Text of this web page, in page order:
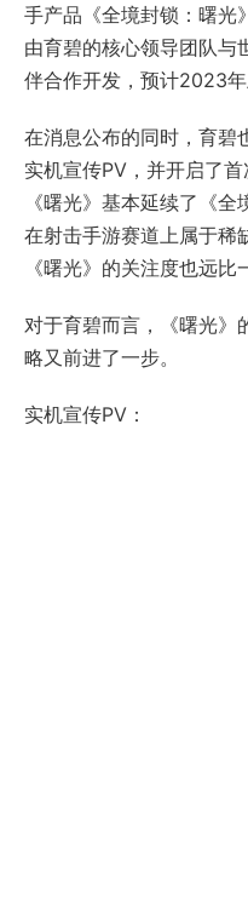
手产品《全境封锁：曙光
由育碧的核心领导团队与
伴合作开发，预计2023
在消息公布的同时，育碧
实机宣传PV，并开启了
《曙光》基本延续了《
在射击手游赛道上属于稀
《曙光》的关注度也远比
对于育碧而言，《曙光》
略又前进了一步。
实机宣传PV：